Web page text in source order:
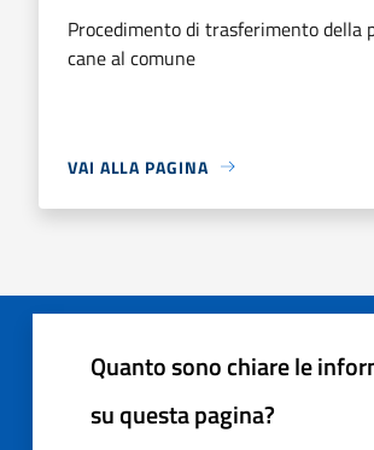
Procedimento di trasferimento della
cane al comune
VAI ALLA PAGINA
Quanto sono chiare le
su questa pagina?